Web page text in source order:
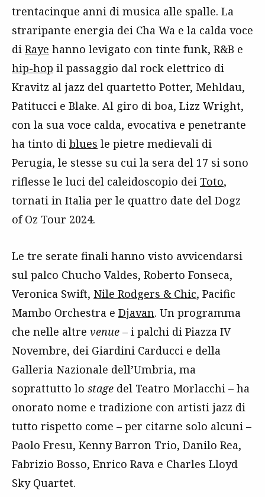
trentacinque anni di musica alle spalle. La
straripante energia dei Cha Wa e la calda voce
di Raye hanno levigato con tinte funk, R&B e
hip-hop il passaggio dal rock elettrico di
Kravitz al jazz del quartetto Potter, Mehldau,
Patitucci e Blake. Al giro di boa, Lizz Wright,
con la sua voce calda, evocativa e penetrante
ha tinto di blues le pietre medievali di
Perugia, le stesse su cui la sera del 17 si sono
riflesse le luci del caleidoscopio dei Toto,
tornati in Italia per le quattro date del Dogz
of Oz Tour 2024.
Le tre serate finali hanno visto avvicendarsi
sul palco Chucho Valdes, Roberto Fonseca,
Veronica Swift, Nile Rodgers & Chic, Pacific
Mambo Orchestra e Djavan. Un programma
che nelle altre venue – i palchi di Piazza IV
Novembre, dei Giardini Carducci e della
Galleria Nazionale dell’Umbria, ma
soprattutto lo stage del Teatro Morlacchi – ha
onorato nome e tradizione con artisti jazz di
tutto rispetto come – per citarne solo alcuni –
Paolo Fresu, Kenny Barron Trio, Danilo Rea,
Fabrizio Bosso, Enrico Rava e Charles Lloyd
Sky Quartet.